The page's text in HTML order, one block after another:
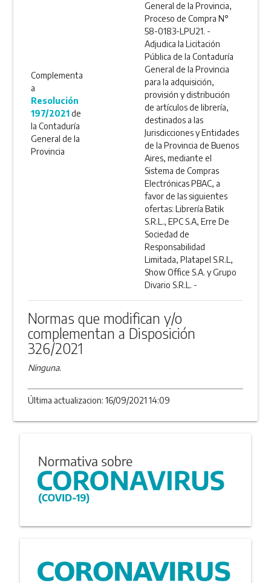
Complementa
a
Resolución
197/2021de
la Contaduría
General de la
Provincia
General de la Provincia,
Proceso de Compra N°
58-0183-LPU21. -
Adjudica la Licitación
Pública de la Contaduría
General de la Provincia
para la adquisición,
provisión y distribución
de artículos de librería,
destinados a las
Jurisdicciones y Entidades
de la Provincia de Buenos
Aires, mediante el
Sistema de Compras
Electrónicas PBAC, a
favor de las siguientes
ofertas: Librería Batik
S.R.L., EPC S.A, Erre De
Sociedad de
Responsabilidad
Limitada, Platapel S.R.L,
Show Office S.A. y Grupo
Divario S.R.L. -
Normas que modifican y/o
complementan a Disposición
326/2021
Ninguna.
Última actualizacion: 16/09/2021 14:09